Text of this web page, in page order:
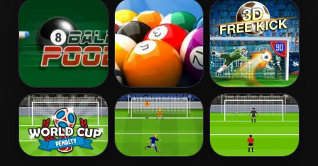
100 Metres
Race
Goalkeeper
Challenge
8 Ball Pool Speed Billiards 3D Free Kick